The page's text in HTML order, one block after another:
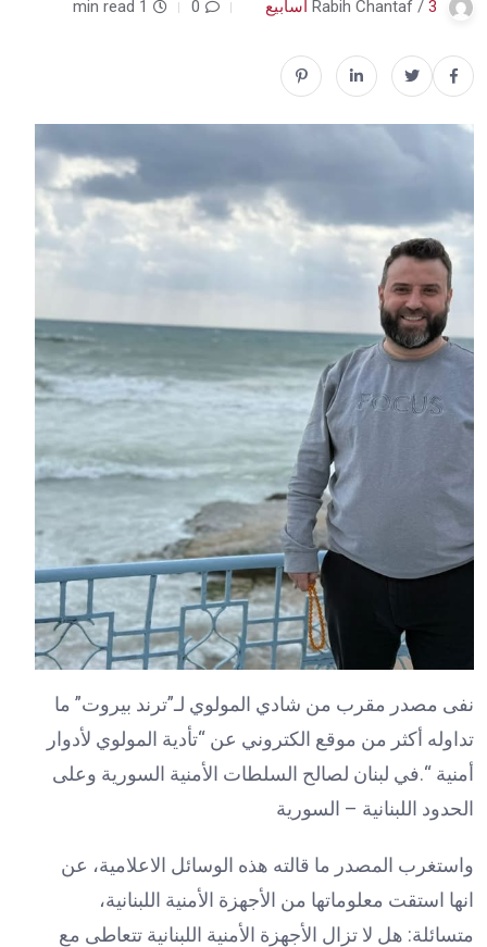
Rabih Chantaf / 3 أسابيع 0
1 min read
نفى مصدر مقرب من شادي المولوي لـ”ترند بيروت” ما
تداوله أكثر من موقع الكتروني عن “تأدية المولوي لأدوار
أمنية “.في لبنان لصالح السلطات الأمنية السورية وعلى
الحدود اللبنانية – السورية
واستغرب المصدر ما قالته هذه الوسائل الاعلامية، عن
انها استقت معلوماتها من الأجهزة الأمنية اللبنانية،
متسائلة: هل لا تزال الأجهزة الأمنية اللبنانية تتعاطى مع